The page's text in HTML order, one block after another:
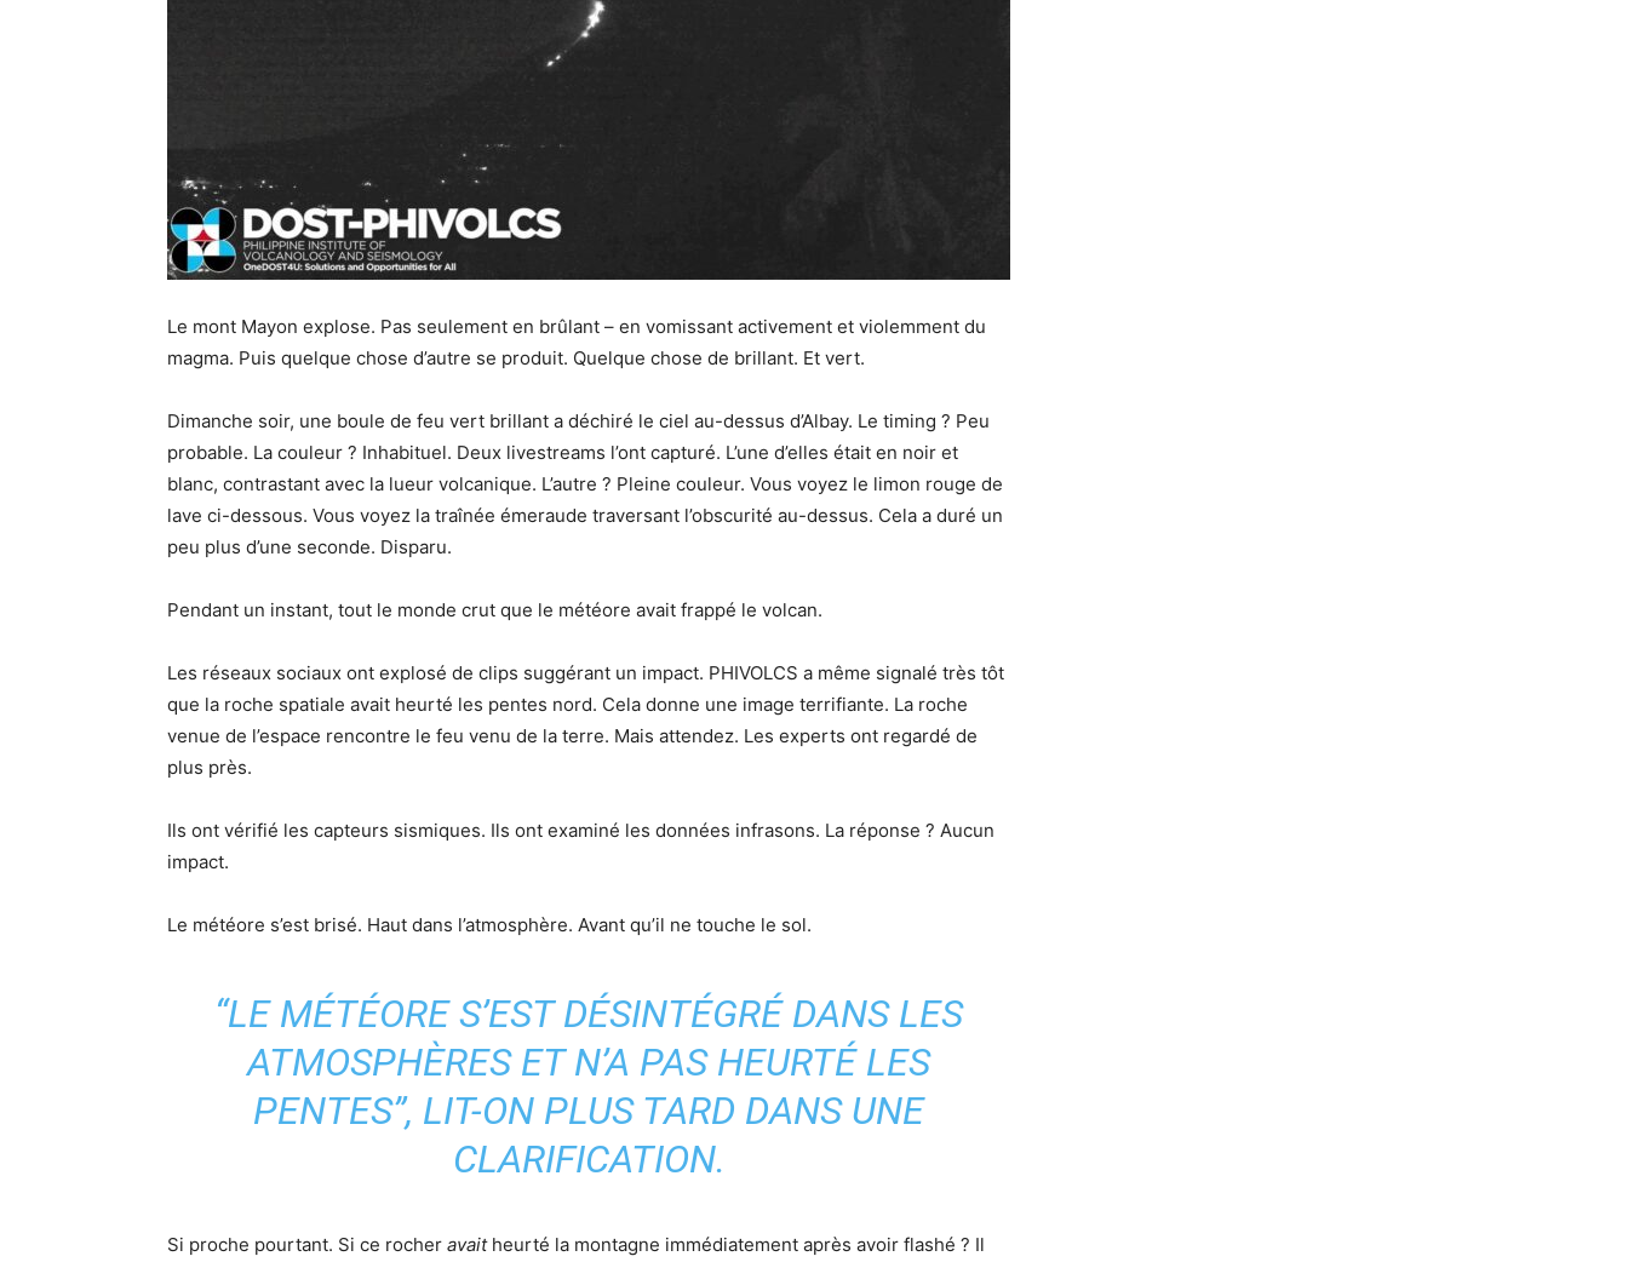
Le mont Mayon explose. Pas seulement en brûlant – en vomissant activement et violemment du
magma. Puis quelque chose d’autre se produit. Quelque chose de brillant. Et vert.
Dimanche soir, une boule de feu vert brillant a déchiré le ciel au-dessus d’Albay. Le timing ? Peu
probable. La couleur ? Inhabituel. Deux livestreams l’ont capturé. L’une d’elles était en noir et
blanc, contrastant avec la lueur volcanique. L’autre ? Pleine couleur. Vous voyez le limon rouge de
lave ci-dessous. Vous voyez la traînée émeraude traversant l’obscurité au-dessus. Cela a duré un
peu plus d’une seconde. Disparu.
Pendant un instant, tout le monde crut que le météore avait frappé le volcan.
Les réseaux sociaux ont explosé de clips suggérant un impact. PHIVOLCS a même signalé très tôt
que la roche spatiale avait heurté les pentes nord. Cela donne une image terrifiante. La roche
venue de l’espace rencontre le feu venu de la terre. Mais attendez. Les experts ont regardé de
plus près.
Ils ont vérifié les capteurs sismiques. Ils ont examiné les données infrasons. La réponse ? Aucun
impact.
Le météore s’est brisé. Haut dans l’atmosphère. Avant qu’il ne touche le sol.
“LE MÉTÉORE S’EST DÉSINTÉGRÉ DANS LES
ATMOSPHÈRES ET N’A PAS HEURTÉ LES
PENTES”, LIT-ON PLUS TARD DANS UNE
CLARIFICATION.
Si proche pourtant. Si ce rocher avaitheurté la montagne immédiatement après avoir flashé ? Il